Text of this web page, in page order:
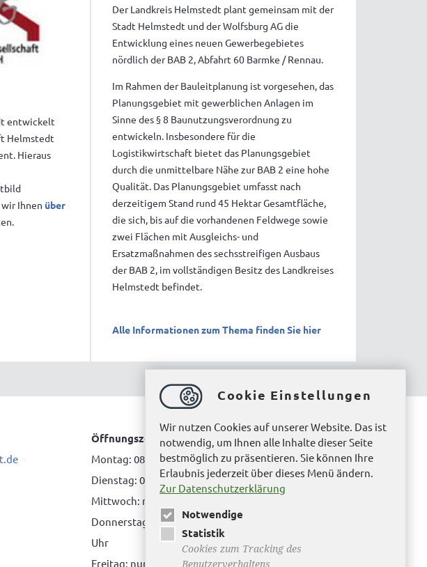
entwickelt
Helmstedt
Hieraus
Ihnen über
Der Landkreis Helmstedt plant gemeinsam mit der
Stadt Helmstedt und der Wolfsburg AG die
Entwicklung eines neuen Gewerbegebietes
nördlich der BAB 2, Abfahrt 60 Barmke / Rennau.
Im Rahmen der Bauleitplanung ist vorgesehen, das
Planungsgebiet mit gewerblichen Anlagen im
Sinne des § 8 Baunutzungsverordnung zu
entwickeln. Insbesondere für die
Logistikwirtschaft bietet das Planungsgebiet
durch die unmittelbare Nähe zur BAB 2 eine hohe
Qualität. Das Planungsgebiet umfasst nach
derzeitigem Stand rund 45 Hektar Gesamtfläche,
die sich, bis auf die vorhandenen Feldwege sowie
zwei Flächen mit Ausgleichs- und
Ersatzmaßnahmen des sechsstreifigen Ausbaus
der BAB 2, im vollständigen Besitz des Landkreises
Helmstedt befindet.
Alle Informationen zum Thema finden Sie hier
Öffnungszeiten Bürgerbüro Helmstedt
Montag: 08.00 bis 12.00 Uhr
Dienstag: 08.00 bis 12.00 Uhr & 15.00 Uhr bis 17.00 Uhr
Mittwoch: nur nach Terminvereinbarung
Donnerstag: 08.00 bis 12.00 Uhr & 14.00 Uhr bis 16.00
Uhr
Freitag: nur nach Terminvereinbarung
Cookie Einstellungen
Wir nutzen Cookies auf unserer Website. Das ist
notwendig, um Ihnen alle Inhalte dieser Seite
bestmöglich zu präsentieren. Sie können Ihre
Erlaubnis jederzeit über dieses Menü ändern.
Zur Datenschutzerklärung
Notwendige
Statistik
Cookies zum Tracking des
Benutzerverhaltens